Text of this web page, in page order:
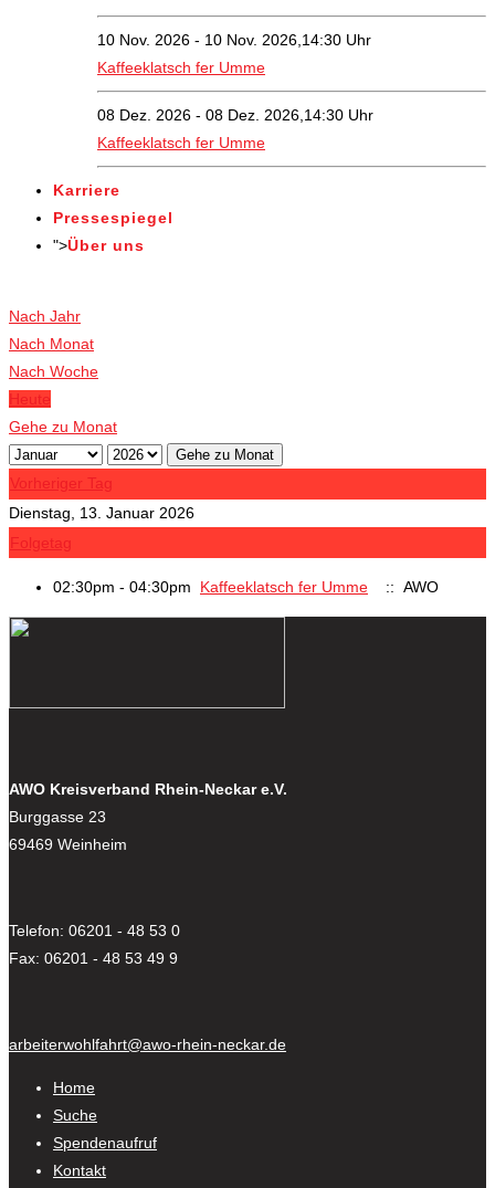
10 Nov. 2026 - 10 Nov. 2026,14:30 Uhr
Kaffeeklatsch fer Umme
08 Dez. 2026 - 08 Dez. 2026,14:30 Uhr
Kaffeeklatsch fer Umme
Karriere
Pressespiegel
">Über uns
Nach Jahr
Nach Monat
Nach Woche
Heute
Gehe zu Monat
Gehe zu Monat
Vorheriger Tag
Dienstag, 13. Januar 2026
Folgetag
02:30pm - 04:30pm Kaffeeklatsch fer Umme :: AWO
AWO Kreisverband Rhein-Neckar e.V.
Burggasse 23
69469 Weinheim
Telefon: 06201 - 48 53 0
Fax: 06201 - 48 53 49 9
arbeiterwohlfahrt@awo-rhein-neckar.de
Home
Suche
Spendenaufruf
Kontakt